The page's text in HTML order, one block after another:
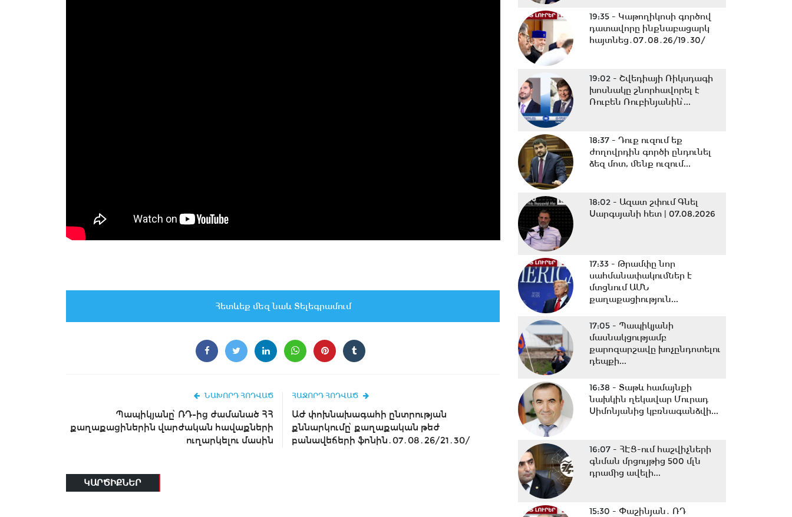
Հետևեք մեզ նաև Տելեգրամում
ՆԱԽՈՐԴ ՀՈԴՎԱԾ
Պապիկյանը՝ ՌԴ-ից ժամանած ՀՀ
քաղաքացիներին վարժական հավաքների
ուղարկելու մասին
ՀԱՋՈՐԴ ՀՈԴՎԱԾ
ԱԺ փոխնախագահի ընտրության
քննարկումը՝ քաղաքական թեժ
բանավեճերի ֆոնին․07․08․26/21․30/
ԿԱՐԾԻՔՆԵՐ
19:35 - Կաթողիկոսի գործով
դատավորը ինքնաբացարկ
հայտնեց․07․08․26/19․30/
19:02 - Շվեդիայի Ռիկսդագի
խոսնակը շնորհավորել է
Ռուբեն Ռուբինյանին՝...
18:37 - Դուք ուզում եք
ժողովրդին գործի ընդունել
ձեզ մոտ, մենք ուզում...
18:02 - Ազատ շփում Գնել
Սարգսյանի հետ | 07.08.2026
17:33 - Թրամփը նոր
սահմանափակումներ է
մտցնում ԱՄՆ
քաղաքացիություն...
17:05 - Պապիկյանի
մասնակցությամբ
քարոզարշավը խոչընդոտելու
դեպքի...
16:38 - Տաթև համայնքի
նախկին ղեկավար Մուրադ
Սիմոնյանից կբռնագանձվի...
16:07 - ՀԷՑ-ում հաշվիչների
գնման մրցույթից 500 մլն
դրամից ավելի...
15:30 - Փաշինյան․ ՌԴ